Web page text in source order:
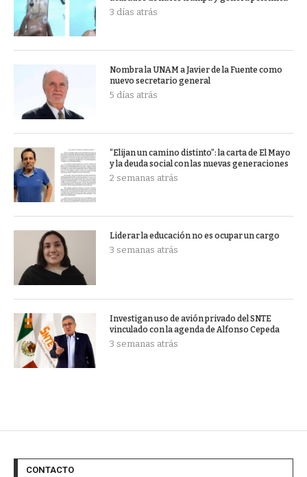
3 días atrás
Nombra la UNAM a Javier de la Fuente como
nuevo secretario general
5 días atrás
“Elijan un camino distinto”: la carta de El Mayo
y la deuda social con las nuevas generaciones
2 semanas atrás
Liderar la educación no es ocupar un cargo
3 semanas atrás
Investigan uso de avión privado del SNTE
vinculado con la agenda de Alfonso Cepeda
3 semanas atrás
CONTACTO